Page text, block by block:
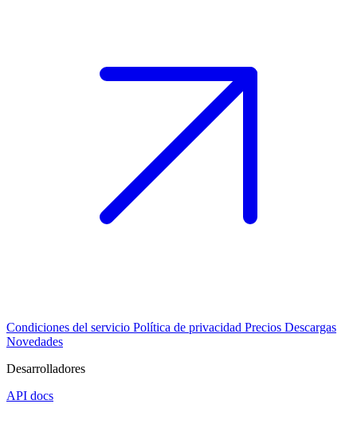
Condiciones del servicio Política de privacidad Precios Descargas
Novedades
Desarrolladores
API docs